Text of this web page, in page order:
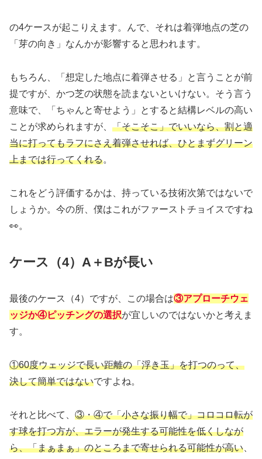
の4ケースが起こりえます。んで、それは着弾地点の芝の
「芽の向き」なんかが影響すると思われます。
もちろん、「想定した地点に着弾させる」と言うことが前
提ですが、かつ芝の状態を読まないといけない。そう言う
意味で、「ちゃんと寄せよう」とすると結構レベルの高い
ことが求められますが、 「そこそこ」でいいなら、割と適
当に打ってもラフにさえ着弾させれば、ひとまずグリーン
上までは行ってくれる。
これをどう評価するかは、持っている技術次第ではないで
しょうか。今の所、僕はこれがファーストチョイスですね
👀。
ケース（4）A＋Bが長い
最後のケース（4）ですが、この場合は③アプローチウェ
ッジか④ピッチングの選択が宜しいのではないかと考えま
す。
①60度ウェッジで長い距離の「浮き玉」を打つのって、
決して簡単ではないですよね。
それと比べて、 ③・④で「小さな振り幅で」コロコロ転が
す球を打つ方が、エラーが発生する可能性を低くしなが
ら、「まぁまぁ」のところまで寄せられる可能性が高い